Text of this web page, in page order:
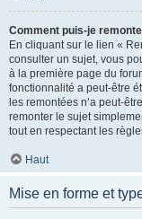
Comment puis-je
En cliquant sur le lien «
consulter un sujet, vous
à la première page du
fonctionnalité a peut-être
les remontées n’a peut-
remonter le sujet
tout en respectant les
Haut
Mise en forme et